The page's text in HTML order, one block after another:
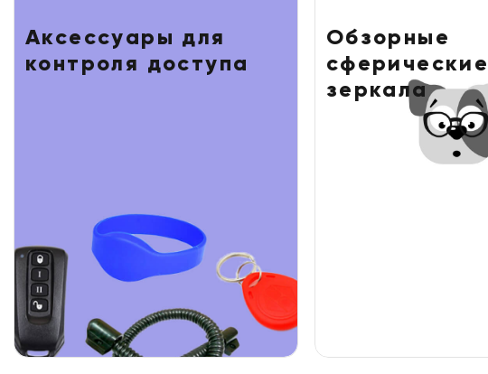
Аксессуары для
контроля доступа
Обзорные
сферические
зеркала